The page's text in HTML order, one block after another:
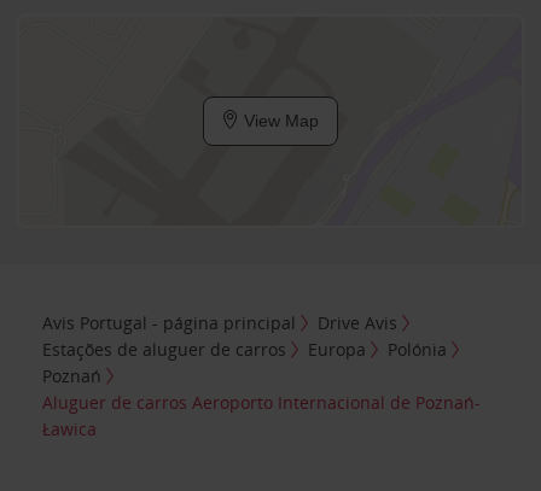
View Map
Avis Portugal - página principal
Drive Avis
Estações de aluguer de carros
Europa
Polónia
Poznań
Aluguer de carros Aeroporto Internacional de Poznań-
Ławica